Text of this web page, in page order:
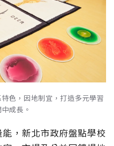
色，因地制宜，打造多元學習
成長。
，新北市政府盤點學校